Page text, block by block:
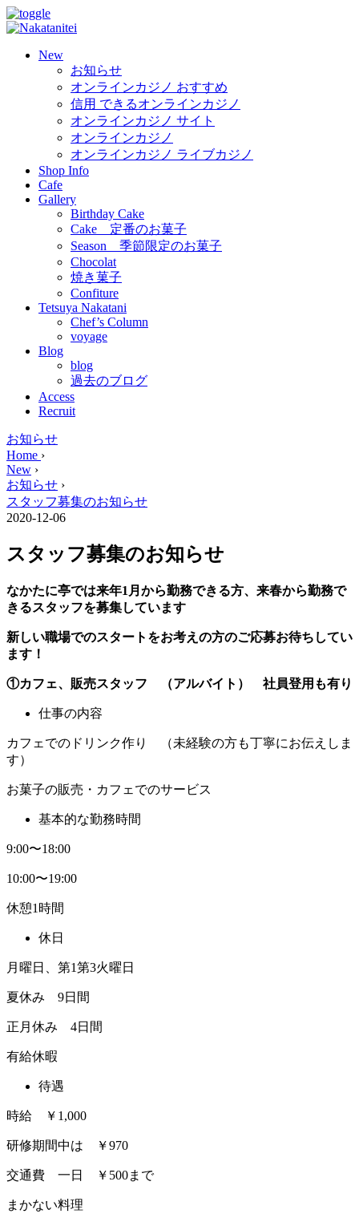
New
お知らせ
オンラインカジノ おすすめ
信用 できるオンラインカジノ
オンラインカジノ サイト
オンラインカジノ
オンラインカジノ ライブカジノ
Shop Info
Cafe
Gallery
Birthday Cake
Cake 定番のお菓子
Season 季節限定のお菓子
Chocolat
焼き菓子
Confiture
Tetsuya Nakatani
Chef’s Column
voyage
Blog
blog
過去のブログ
Access
Recruit
お知らせ
Home ›
New ›
お知らせ ›
スタッフ募集のお知らせ
2020-12-06
スタッフ募集のお知らせ
なかたに亭では来年1月から勤務できる方、来春から勤務で
きるスタッフを募集しています
新しい職場でのスタートをお考えの方のご応募お待ちしてい
ます！
①カフェ、販売スタッフ （アルバイト） 社員登用も有り
仕事の内容
カフェでのドリンク作り （未経験の方も丁寧にお伝えしま
す）
お菓子の販売・カフェでのサービス
基本的な勤務時間
9:00〜18:00
10:00〜19:00
休憩1時間
休日
月曜日、第1第3火曜日
夏休み 9日間
正月休み 4日間
有給休暇
待遇
時給 ￥1,000
研修期間中は ￥970
交通費 一日 ￥500まで
まかない料理